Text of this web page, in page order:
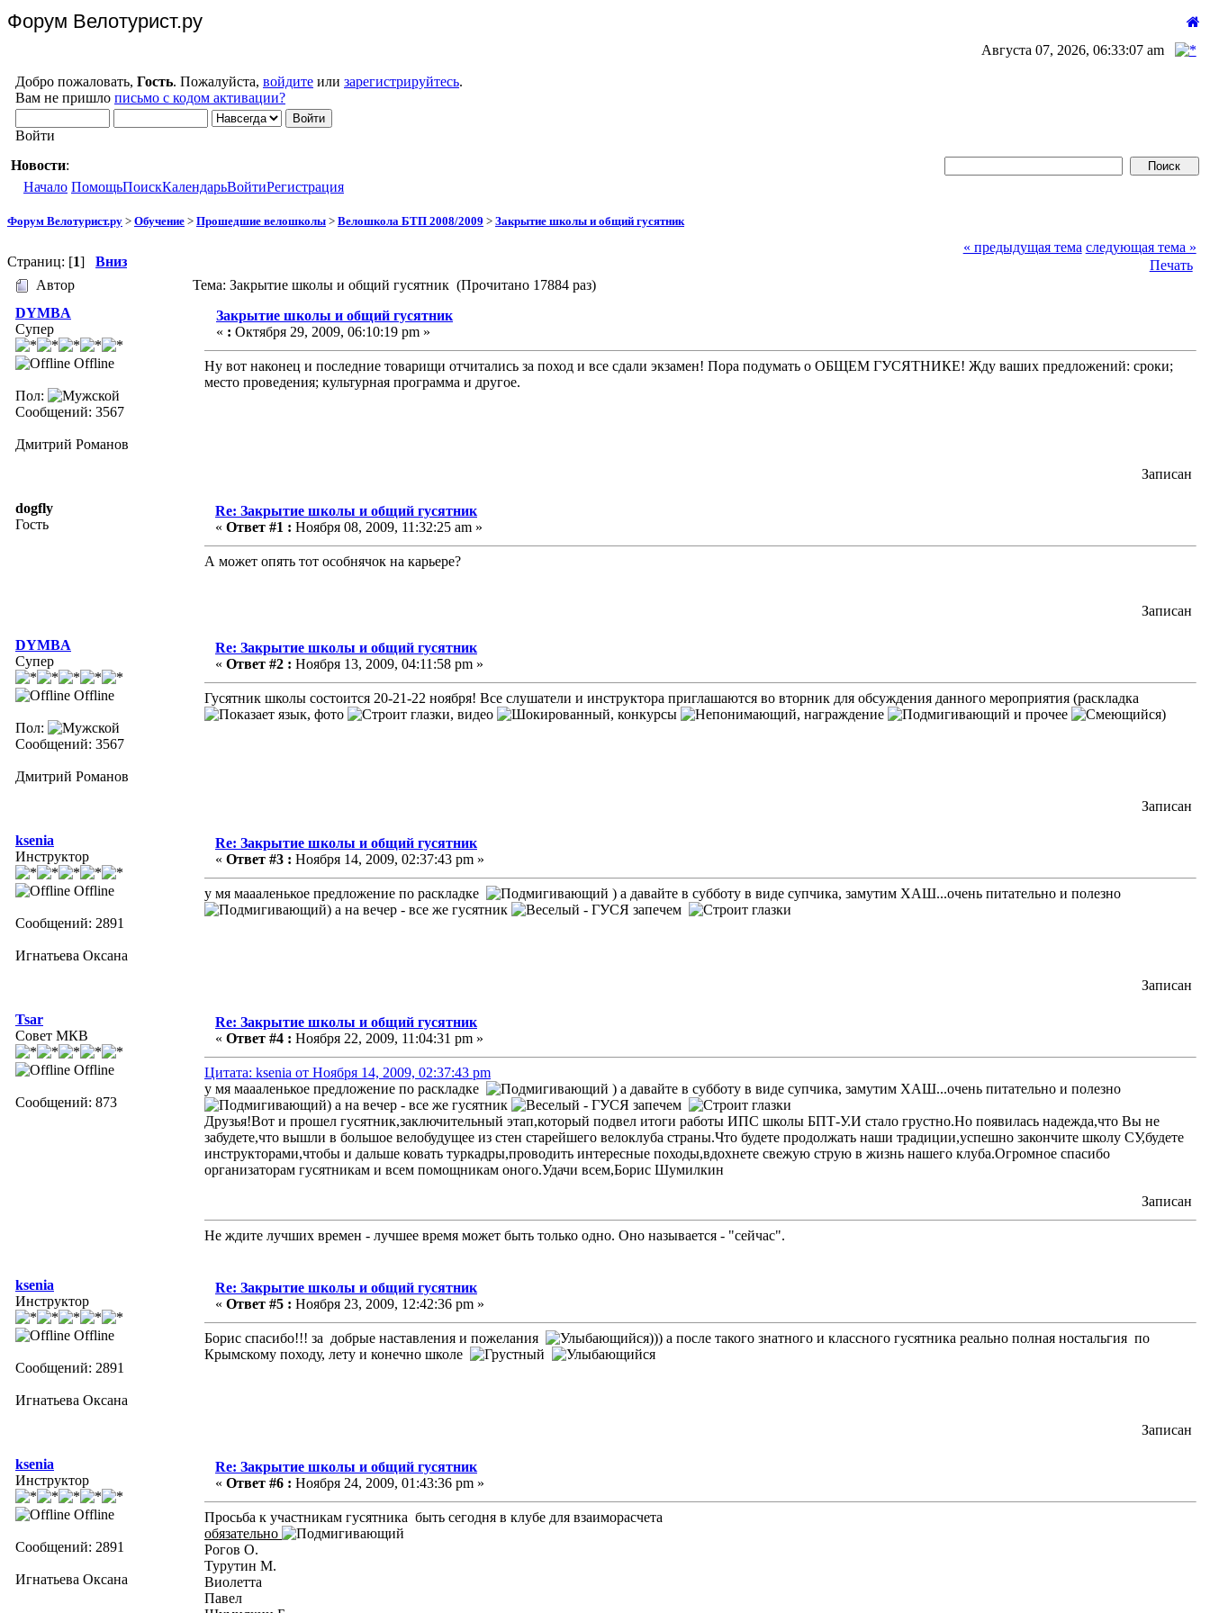
Форум Велотурист.ру
Августа 07, 2026, 06:33:07 am
Добро пожаловать, Гость. Пожалуйста, войдите или зарегистрируйтесь.
Вам не пришло письмо с кодом активации?
Войти
Новости:
Начало ПомощьПоискКалендарьВойтиРегистрация
Форум Велотурист.ру > Обучение > Прошедшие велошколы > Велошкола БТП 2008/2009 > Закрытие школы и общий гусятник
Страниц: [1] Вниз
« предыдущая тема следующая тема »
Печать
Автор
Тема: Закрытие школы и общий гусятник (Прочитано 17884 раз)
DYMBA
Супер
Offline
Пол:
Сообщений: 3567
Дмитрий Романов
Закрытие школы и общий гусятник
« : Октября 29, 2009, 06:10:19 pm »
Ну вот наконец и последние товарищи отчитались за поход и все сдали экзамен! Пора подумать о ОБЩЕМ ГУСЯТНИКЕ! Жду ваших предложений: сроки;
место проведения; культурная программа и другое.
Записан
dogfly
Гость
Re: Закрытие школы и общий гусятник
« Ответ #1 : Ноября 08, 2009, 11:32:25 am »
А может опять тот особнячок на карьере?
Записан
DYMBA
Супер
Offline
Пол:
Сообщений: 3567
Дмитрий Романов
Re: Закрытие школы и общий гусятник
« Ответ #2 : Ноября 13, 2009, 04:11:58 pm »
Гусятник школы состоится 20-21-22 ноября! Все слушатели и инструктора приглашаются во вторник для обсуждения данного мероприятия (раскладка
, фото
, видео , конкурсы , награждение и прочее )
Записан
ksenia
Инструктор
Offline
Сообщений: 2891
Игнатьева Оксана
Re: Закрытие школы и общий гусятник
« Ответ #3 : Ноября 14, 2009, 02:37:43 pm »
у мя маааленькое предложение по раскладке
) а давайте в субботу в виде супчика, замутим ХАШ...очень питательно и полезно
) а на вечер - все же гусятник
- ГУСЯ запечем
Записан
Tsar
Совет МКВ
Offline
Сообщений: 873
Re: Закрытие школы и общий гусятник
« Ответ #4 : Ноября 22, 2009, 11:04:31 pm »
Цитата: ksenia от Ноября 14, 2009, 02:37:43 pm
у мя маааленькое предложение по раскладке
) а давайте в субботу в виде супчика, замутим ХАШ...очень питательно и полезно
) а на вечер - все же гусятник
- ГУСЯ запечем
Друзья!Вот и прошел гусятник,заключительный этап,который подвел итоги работы ИПС школы БПТ-У.И стало грустно.Но появилась надежда,что Вы не
забудете,что вышли в большое велобудущее из стен старейшего велоклуба страны.Что будете продолжать наши традиции,успешно закончите школу СУ,будете
инструкторами,чтобы и дальше ковать туркадры,проводить интересные походы,вдохнете свежую струю в жизнь нашего клуба.Огромное спасибо
организаторам гусятникам и всем помощникам оного.Удачи всем,Борис Шумилкин
Записан
Не ждите лучших времен - лучшее время может быть только одно. Оно называется - "сейчас".
ksenia
Инструктор
Offline
Сообщений: 2891
Игнатьева Оксана
Re: Закрытие школы и общий гусятник
« Ответ #5 : Ноября 23, 2009, 12:42:36 pm »
Борис спасибо!!! за добрые наставления и пожелания
))) а после такого знатного и классного гусятника реально полная ностальгия по
Крымскому походу, лету и конечно школе
Записан
ksenia
Инструктор
Offline
Сообщений: 2891
Игнатьева Оксана
Re: Закрытие школы и общий гусятник
« Ответ #6 : Ноября 24, 2009, 01:43:36 pm »
Просьба к участникам гусятника быть сегодня в клубе для взаиморасчета
обязательно
Рогов О.
Турутин М.
Виолетта
Павел